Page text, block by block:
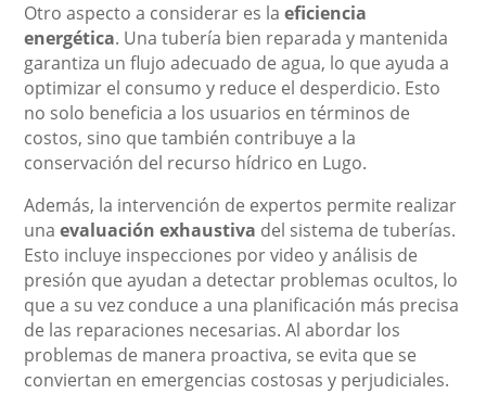
Otro aspecto a considerar es laeficiencia
energética. Una tubería bien reparada y mantenida
garantiza un flujo adecuado de agua, lo que ayuda a
optimizar el consumo y reduce el desperdicio. Esto
no solo beneficia a los usuarios en términos de
costos, sino que también contribuye a la
conservación del recurso hídrico en Lugo.
Además, la intervención de expertos permite realizar
unaevaluación exhaustiva del sistema de tuberías.
Esto incluye inspecciones por video y análisis de
presión que ayudan a detectar problemas ocultos, lo
que a su vez conduce a una planificación más precisa
de las reparaciones necesarias. Al abordar los
problemas de manera proactiva, se evita que se
conviertan en emergencias costosas y perjudiciales.